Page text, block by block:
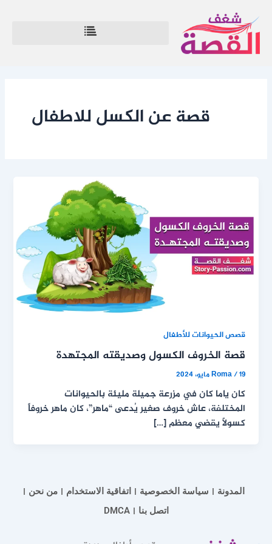
إلى
المحتوى
قصة عن الكسل للاطفال
قصص الحيوانات للأطفال
قصة الخروف الكسول وصديقته المجتهدة
Roma/19 مايو، 2024
كان ياما كان في مزرعة جميلة مليئة بالحيوانات
المختلفة، عاش خروف صغير يُدعى “ماهر”، كان ماهر خروفاً
كسولاً يقضي معظم […]
المدونة سياسة الخصوصية اتفاقية الاستخدام
من نحن
اتصل بنا
DMCA